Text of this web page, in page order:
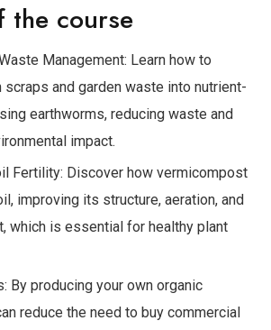
the course
Management: Learn how to
scraps and garden waste into nutrient-
earthworms, reducing waste and
impact.
Fertility: Discover how vermicompost
improving its structure, aeration, and
which is essential for healthy plant
By producing your own organic
reduce the need to buy commercial